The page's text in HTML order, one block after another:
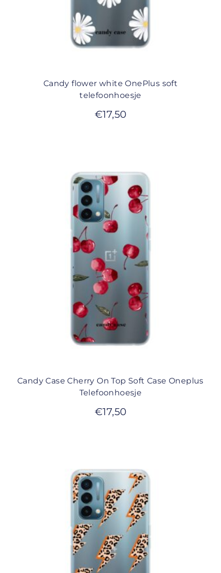
Candy flower white OnePlus soft
telefoonhoesje
€17,50
Candy Case Cherry On Top Soft Case Oneplus
Telefoonhoesje
€17,50